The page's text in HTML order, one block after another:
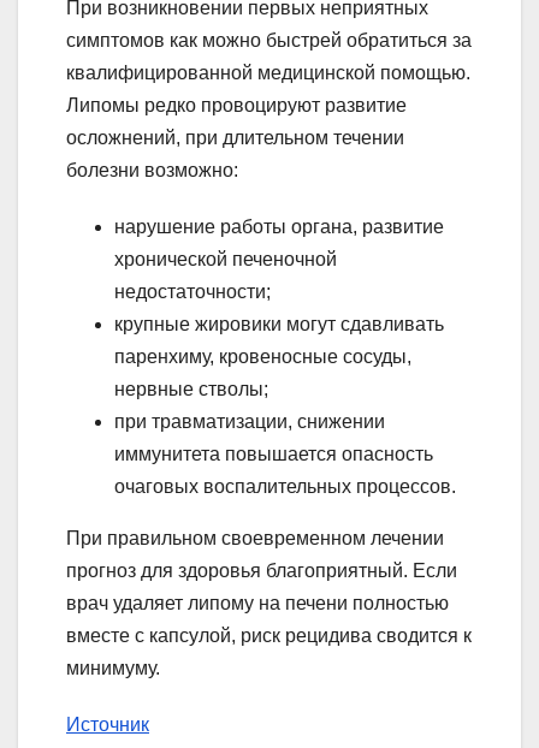
При возникновении первых неприятных
симптомов как можно быстрей обратиться за
квалифицированной медицинской помощью.
Липомы редко провоцируют развитие
осложнений, при длительном течении
болезни возможно:
нарушение работы органа, развитие
хронической печеночной
недостаточности;
крупные жировики могут сдавливать
паренхиму, кровеносные сосуды,
нервные стволы;
при травматизации, снижении
иммунитета повышается опасность
очаговых воспалительных процессов.
При правильном своевременном лечении
прогноз для здоровья благоприятный. Если
врач удаляет липому на печени полностью
вместе с капсулой, риск рецидива сводится к
минимуму.
Источник